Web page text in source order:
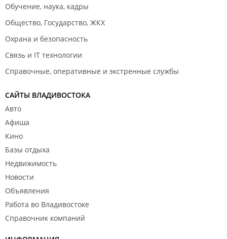
Обучение, наука, кадры
Общество, Государство, ЖКХ
Охрана и безопасность
Связь и IT технологии
Справочные, оперативные и экстренные службы
САЙТЫ ВЛАДИВОСТОКА
Авто
Афиша
Кино
Базы отдыха
Недвижимость
Новости
Объявления
Работа во Владивостоке
Справочник компаний